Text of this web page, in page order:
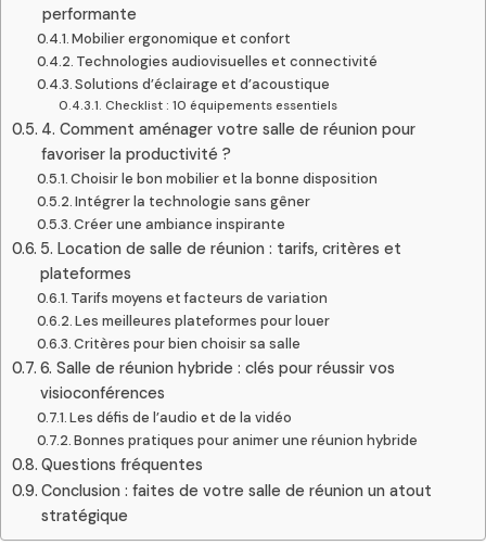
performante
Mobilier ergonomique et confort
Technologies audiovisuelles et connectivité
Solutions d’éclairage et d’acoustique
Checklist : 10 équipements essentiels
4. Comment aménager votre salle de réunion pour
favoriser la productivité ?
Choisir le bon mobilier et la bonne disposition
Intégrer la technologie sans gêner
Créer une ambiance inspirante
5. Location de salle de réunion : tarifs, critères et
plateformes
Tarifs moyens et facteurs de variation
Les meilleures plateformes pour louer
Critères pour bien choisir sa salle
6. Salle de réunion hybride : clés pour réussir vos
visioconférences
Les défis de l’audio et de la vidéo
Bonnes pratiques pour animer une réunion hybride
Questions fréquentes
Conclusion : faites de votre salle de réunion un atout
stratégique